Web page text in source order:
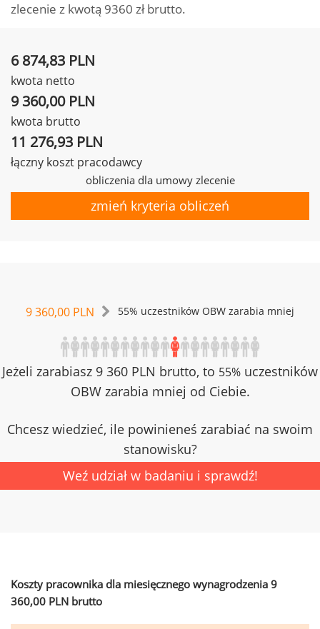
zlecenie z kwotą 9360 zł brutto.
6 874,83 PLN
kwota netto
9 360,00 PLN
kwota brutto
11 276,93 PLN
łączny koszt pracodawcy
obliczenia dla umowy zlecenie
zmień kryteria obliczeń
9 360,00 PLN 55% uczestników OBW zarabia mniej
Jeżeli zarabiasz 9 360 PLN brutto, to 55% uczestników
OBW zarabia mniej od Ciebie.
Chcesz wiedzieć, ile powinieneś zarabiać na swoim
stanowisku?
Weź udział w badaniu i sprawdź!
Koszty pracownika dla miesięcznego wynagrodzenia 9
360,00 PLN brutto